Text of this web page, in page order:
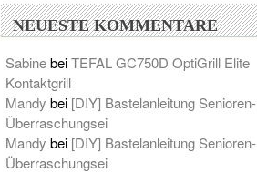
NEUESTE KOMMENTARE
SabinebeiTEFAL GC750D OptiGrill Elite
Kontaktgrill
Mandy bei [DIY] Bastelanleitung Senioren-
Überraschungsei
Mandy bei [DIY] Bastelanleitung Senioren-
Überraschungsei